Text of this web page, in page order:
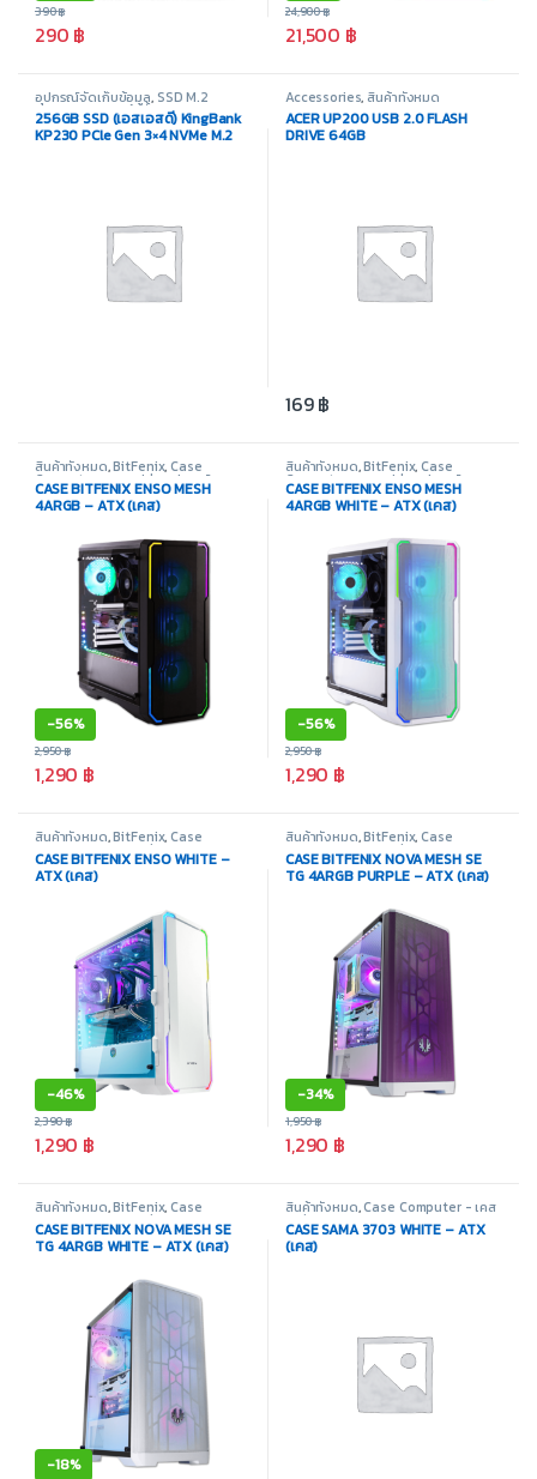
290 ฿
390฿
21,500 ฿
24,900฿
อุปกรณ์จัดเก็บข้อมูล, SSD M.2
PCIe/NVMe, สินค้าทั้งหมด
256GB SSD (เอสเอสดี) KingBank
KP230 PCle Gen 3×4 NVMe M.2
Accessories, สินค้าทั้งหมด
ACER UP200 USB 2.0 FLASH
DRIVE 64GB
169฿
สินค้าทั้งหมด,BitFenix, Case
Computer - เคสเปล่า,อุปกรณ์
คอมพิวเตอร์
CASE BITFENIX ENSO MESH
4ARGB – ATX (เคส)
-56%
1,290 ฿
2,950฿
สินค้าทั้งหมด,BitFenix, Case
Computer - เคสเปล่า,อุปกรณ์
คอมพิวเตอร์
CASE BITFENIX ENSO MESH
4ARGB WHITE – ATX (เคส)
-56%
1,290 ฿
2,950฿
สินค้าทั้งหมด,BitFenix, Case
Computer - เคสเปล่า,อุปกรณ์
คอมพิวเตอร์
CASE BITFENIX ENSO WHITE –
ATX (เคส)
-46%
1,290 ฿
2,390฿
สินค้าทั้งหมด,BitFenix, Case
Computer - เคสเปล่า,อุปกรณ์
คอมพิวเตอร์
CASE BITFENIX NOVA MESH SE
TG 4ARGB PURPLE – ATX (เคส)
-34%
1,290 ฿
1,950฿
สินค้าทั้งหมด,BitFenix, Case
Computer - เคสเปล่า,อุปกรณ์
คอมพิวเตอร์
CASE BITFENIX NOVA MESH SE
TG 4ARGB WHITE – ATX (เคส)
-18%
สินค้าทั้งหมด,Case Computer - เคส
เปล่า,SAMA, อุปกรณ์คอมพิวเตอร์
CASE SAMA 3703 WHITE – ATX
(เคส)